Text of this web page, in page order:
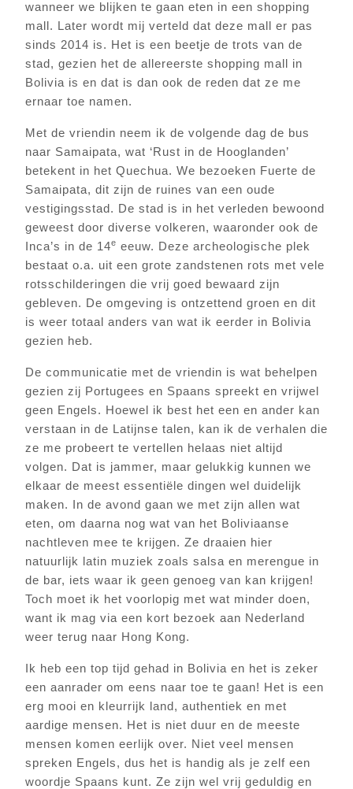
wanneer we blijken te gaan eten in een shopping
mall. Later wordt mij verteld dat deze mall er pas
sinds 2014 is. Het is een beetje de trots van de
stad, gezien het de allereerste shopping mall in
Bolivia is en dat is dan ook de reden dat ze me
ernaar toe namen.
Met de vriendin neem ik de volgende dag de bus
naar Samaipata, wat ‘Rust in de Hooglanden’
betekent in het Quechua. We bezoeken Fuerte de
Samaipata, dit zijn de ruines van een oude
vestigingsstad. De stad is in het verleden bewoond
geweest door diverse volkeren, waaronder ook de
Inca’s in de 14e eeuw. Deze archeologische plek
bestaat o.a. uit een grote zandstenen rots met vele
rotsschilderingen die vrij goed bewaard zijn
gebleven. De omgeving is ontzettend groen en dit
is weer totaal anders van wat ik eerder in Bolivia
gezien heb.
De communicatie met de vriendin is wat behelpen
gezien zij Portugees en Spaans spreekt en vrijwel
geen Engels. Hoewel ik best het een en ander kan
verstaan in de Latijnse talen, kan ik de verhalen die
ze me probeert te vertellen helaas niet altijd
volgen. Dat is jammer, maar gelukkig kunnen we
elkaar de meest essentiële dingen wel duidelijk
maken. In de avond gaan we met zijn allen wat
eten, om daarna nog wat van het Boliviaanse
nachtleven mee te krijgen. Ze draaien hier
natuurlijk latin muziek zoals salsa en merengue in
de bar, iets waar ik geen genoeg van kan krijgen!
Toch moet ik het voorlopig met wat minder doen,
want ik mag via een kort bezoek aan Nederland
weer terug naar Hong Kong.
Ik heb een top tijd gehad in Bolivia en het is zeker
een aanrader om eens naar toe te gaan! Het is een
erg mooi en kleurrijk land, authentiek en met
aardige mensen. Het is niet duur en de meeste
mensen komen eerlijk over. Niet veel mensen
spreken Engels, dus het is handig als je zelf een
woordje Spaans kunt. Ze zijn wel vrij geduldig en